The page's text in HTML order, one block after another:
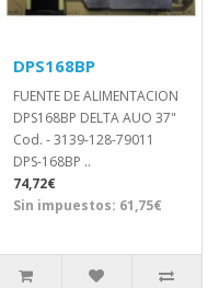
DPS168BP
FUENTE DE ALIMENTACION
DPS168BP DELTA AUO 37"
Cod. - 3139-128-79011
DPS-168BP ..
74,72€
Sin impuestos: 61,75€